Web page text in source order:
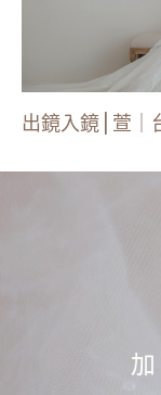
出鏡入鏡 | 萱｜